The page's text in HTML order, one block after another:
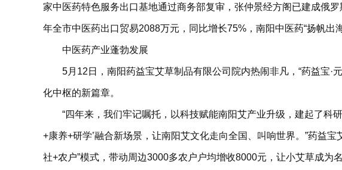
家中医药特色服务出口基地通过商务部复审，张仲景经方阁已建成俄
年全市中医药出口贸易2088万元，同比增长75%，南阳中医药“扬帆出
中医药产业蓬勃发展
5月12日，南阳药益宝艾草制品有限公司院内热闹非凡，“药益宝
化中枢的新篇章。
“四年来，我们牢记嘱托，以科技赋能南阳艾产业升级，建起了科
+康养+研学’融合新场景，让南阳艾文化走向全国、叫响世界。”药益
社+农户”模式，带动周边3000多农户户均增收8000元，让小艾草成为名